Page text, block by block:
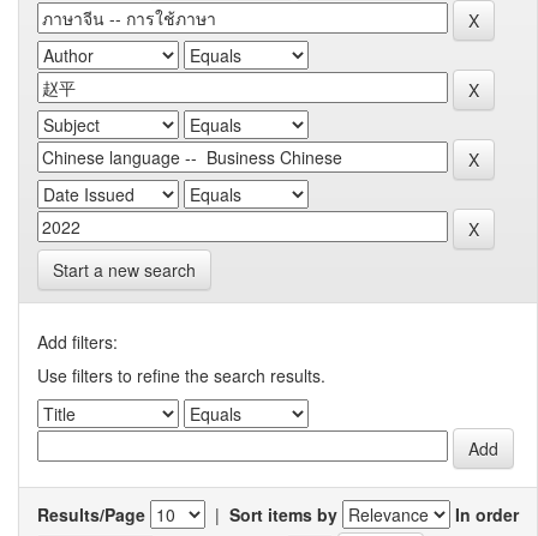
Start a new search
Add filters:
Use filters to refine the search results.
Results/Page | Sort items by
In order